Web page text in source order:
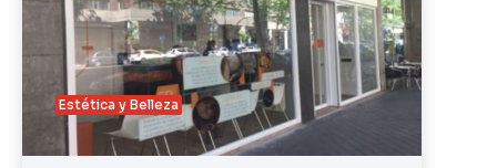
Estética y Belleza